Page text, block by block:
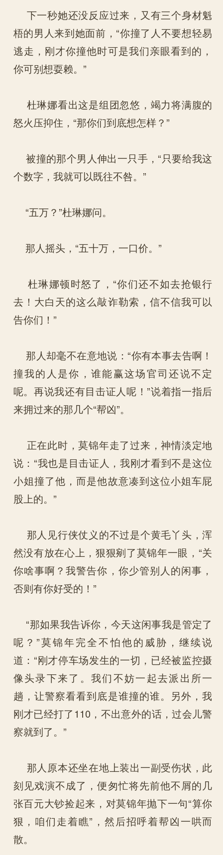
下一秒她还没反应过来，又有三个身材魁
梧的男人来到她面前，“你撞了人不要想轻易
逃走，刚才你撞他时可是我们亲眼看到的，
你可别想耍赖。”
杜琳娜看出这是组团忽悠，竭力将满腹的
怒火压抑住，“那你们到底想怎样？”
被撞的那个男人伸出一只手，“只要给我这
个数字，我就可以既往不咎。”
“五万？”杜琳娜问。
那人摇头，“五十万，一口价。”
杜琳娜顿时怒了，“你们还不如去抢银行
去！大白天的这么敲诈勒索，信不信我可以
告你们！”
那人却毫不在意地说：“你有本事去告啊！
撞我的人是你，谁能赢这场官司还说不定
呢。再说我还有目击证人呢！”说着指一指后
来拥过来的那几个“帮凶”。
正在此时，莫锦年走了过来，神情淡定地
说：“我也是目击证人，我刚才看到不是这位
小姐撞了他，而是他故意凑到这位小姐车屁
股上的。”
那人见行侠仗义的不过是个黄毛丫头，浑
然没有放在心上，狠狠剜了莫锦年一眼，“关
你啥事啊？我警告你，你少管别人的闲事，
否则有你好受的！”
“那如果我告诉你，今天这闲事我是管定了
呢？”莫锦年完全不怕他的威胁，继续说
道：“刚才停车场发生的一切，已经被监控摄
像头录下来了。我们不妨一起去派出所一
趟，让警察看看到底是谁撞的谁。另外，我
刚才已经打了110，不出意外的话，过会儿警
察就到了。”
那人原本还坐在地上装出一副受伤状，此
刻见戏演不成了，便匆忙将先前他不屑的几
张百元大钞捡起来，对莫锦年抛下一句“算你
狠，咱们走着瞧”，然后招呼着帮凶一哄而
散。